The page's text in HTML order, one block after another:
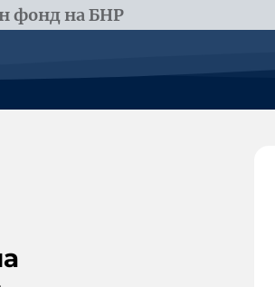
фонд на БНР